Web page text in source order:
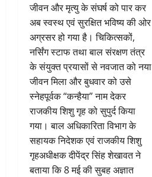
जीवन और मृत्यु के संघर्ष को पार कर
अब स्वस्थ एवं सुरक्षित भविष्य की ओर
अग्रसर हो गया है। चिकित्सकों,
नर्सिंग स्टाफ तथा बाल संरक्षण तंत्र
के संयुक्त प्रयासों से नवजात को नया
जीवन मिला और बुधवार को उसे
स्नेहपूर्वक “कन्हैया” नाम देकर
राजकीय शिशु गृह को सुपुर्द किया
गया। बाल अधिकारिता विभाग के
सहायक निदेशक एवं राजकीय शिशु
गृहअधीक्षक दीपेंद्र सिंह शेखावत ने
बताया कि 8 मई की सुबह अज्ञात